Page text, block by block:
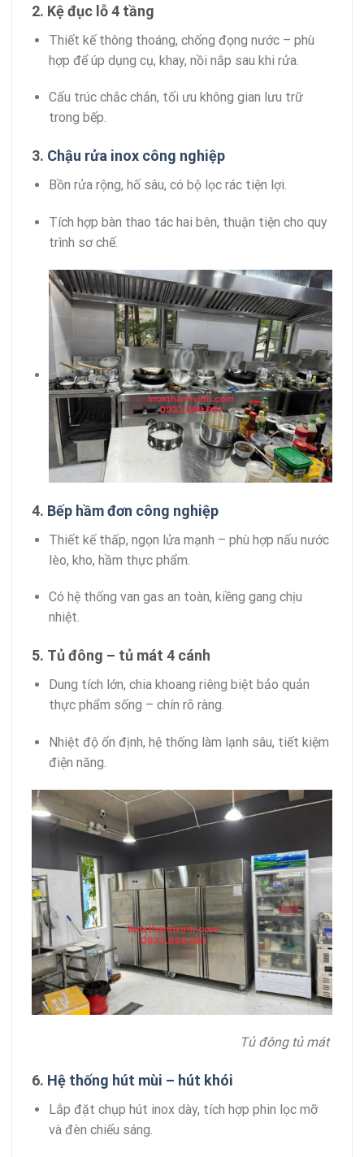
2. Kệ đục lỗ 4 tầng
Thiết kế thông thoáng, chống đọng nước – phù
hợp để úp dụng cụ, khay, nồi nắp sau khi rửa.
Cấu trúc chắc chắn, tối ưu không gian lưu trữ
trong bếp.
3. Chậu rửa inox công nghiệp
Bồn rửa rộng, hố sâu, có bộ lọc rác tiện lợi.
Tích hợp bàn thao tác hai bên, thuận tiện cho quy
trình sơ chế.
4. Bếp hầm đơn công nghiệp
Thiết kế thấp, ngọn lửa mạnh – phù hợp nấu nước
lèo, kho, hầm thực phẩm.
Có hệ thống van gas an toàn, kiềng gang chịu
nhiệt.
5. Tủ đông – tủ mát 4 cánh
Dung tích lớn, chia khoang riêng biệt bảo quản
thực phẩm sống – chín rõ ràng.
Nhiệt độ ổn định, hệ thống làm lạnh sâu, tiết kiệm
điện năng.
Tủ đông tủ mát
6. Hệ thống hút mùi – hút khói
Lắp đặt chụp hút inox dày, tích hợp phin lọc mỡ
và đèn chiếu sáng.